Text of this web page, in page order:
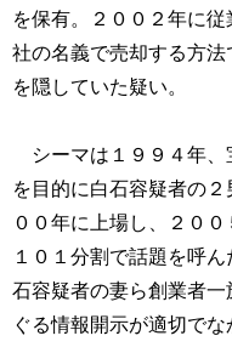
を保有。２００２年に
社の名義で売却する方法
を隠していた疑い。
シーマは１９９４年、
を目的に白石容疑者の２
００年に上場し、２０
１０１分割で話題を呼
石容疑者の妻ら創業者一
ぐる情報開示が適切でな